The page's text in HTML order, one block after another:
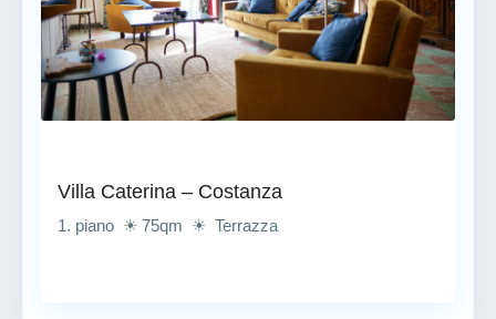
Villa Caterina – Costanza
1. piano ☀ 75qm ☀ Terrazza